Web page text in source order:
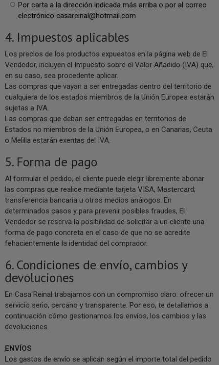
Por carta a la dirección indicada más arriba o por al correo
electrónico casareinal@hotmail.com
4. Impuestos aplicables
Los precios de los productos expuestos en la página web de El
Vendedor, incluyen el Impuesto sobre el Valor Añadido (IVA) que,
en su caso, sea procedente aplicar.
Las compras que vayan a ser entregadas dentro del territorio de
cualquiera de los estados miembros de la Unión Europea estarán
sujetas a IVA.
Las compras que deban ser entregadas en territorios de
Estados no miembros de la Unión Europea, o en Canarias, Ceuta
o Melilla estarán exentas del IVA.
5. Forma de pago
Al formular el pedido, el cliente puede elegir libremente abonar
las compras que realice mediante tarjeta VISA, Mastercard;
transferencia bancaria u otros medios análogos. En
determinados casos y para prevenir posibles fraudes, El
Vendedor se reserva la posibilidad de solicitar a un cliente una
forma de pago concreta en el caso de que no se acredite
fehacientemente la identidad del comprador.
6. Condiciones de envío, cambios y
devoluciones
En Casa Reinal trabajamos con un compromiso claro: ofrecer un
servicio serio, cercano y transparente. Por eso, te detallamos a
continuación cómo gestionamos los envíos, los cambios y las
devoluciones.
ENVÍOS
Los gastos de envío se aplican según el importe total del pedido